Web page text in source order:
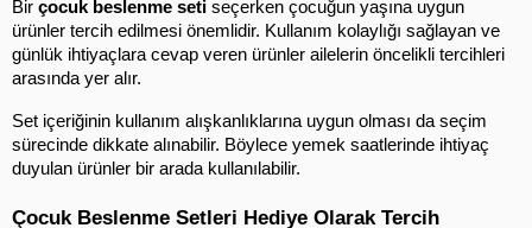
Bir çocuk beslenme seti seçerken çocuğun yaşına uygun
ürünler tercih edilmesi önemlidir. Kullanım kolaylığı sağlayan ve
günlük ihtiyaçlara cevap veren ürünler ailelerin öncelikli tercihleri
arasında yer alır.
Set içeriğinin kullanım alışkanlıklarına uygun olması da seçim
sürecinde dikkate alınabilir. Böylece yemek saatlerinde ihtiyaç
duyulan ürünler bir arada kullanılabilir.
Çocuk Beslenme Setleri Hediye Olarak Tercih